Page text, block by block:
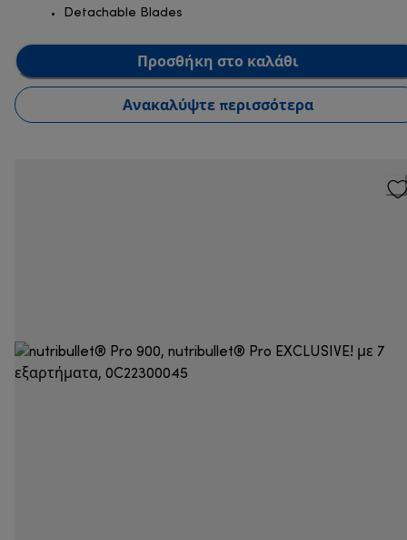
Detachable Blades
Προσθήκη στο καλάθι
Ανακαλύψτε περισσότερα